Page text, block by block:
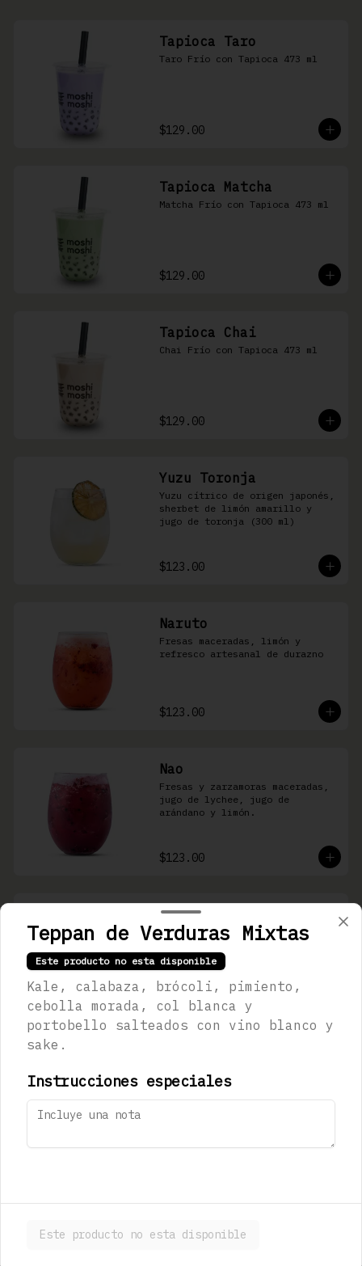
Tapioca Taro
Taro Frío con Tapioca 473 ml
$129.00
Tapioca Matcha
Matcha Frío con Tapioca 473 ml
$129.00
Tapioca Chai
Chai Frío con Tapioca 473 ml
$129.00
Yuzu Toronja
Yuzu cítrico de origen japonés,
sherbet de limón amarillo y
jugo de toronja (300 ml)
$123.00
Naruto
Fresas maceradas, limón y
refresco artesanal de durazno
$123.00
Nao
Fresas y zarzamoras maceradas,
jugo de lychee, jugo de
arándano y limón.
$123.00
Kan
Jugo de limón real, jarabe de
(300ml)
$123.00
473 ml
$180.00
Stella Artois
Teppan de Verduras Mixtas
Este producto no esta disponible
Kale, calabaza, brócoli, pimiento,
cebolla morada, col blanca y
portobello salteados con vino blanco y
sake.
Instrucciones especiales
Este producto no esta disponible